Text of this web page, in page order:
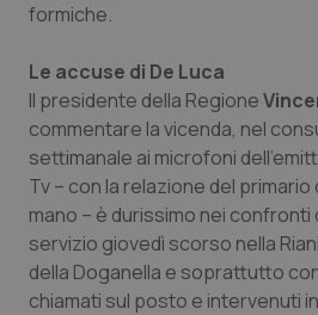
Provincia Autonoma di
Provincia Autonoma di
Puglia
Sardegna
Sicilia
Infezioni & Febbre
Ipertensione &
Malattie rare
Malattia di Crohn &
Neuroscienze &
formiche.
Le accuse di De Luca
Il presidente della Regione
commentare la vicenda, nel
settimanale ai microfoni
Tv – con la relazione del primario
mano – è durissimo nei confronti
servizio giovedì scorso nella
della Doganella e soprattutto
chiamati sul posto e intervenuti